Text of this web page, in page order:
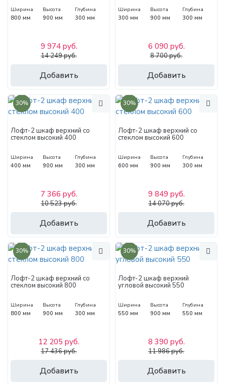
Ширина
800 мм
Высота
900 мм
Глубина
300 мм
Добавить
9 974 руб.
14 249 руб.
Ширина
300 мм
Высота
900 мм
Глубина
300 мм
Добавить
6 090 руб.
8 700 руб.
30%
Лофт-2 шкаф верхний со
стеклом высокий 400
Ширина
400 мм
Высота
900 мм
Глубина
300 мм
Добавить
7 366 руб.
10 523 руб.
30%
Лофт-2 шкаф верхний со
стеклом высокий 600
Ширина
600 мм
Высота
900 мм
Глубина
300 мм
Добавить
9 849 руб.
14 070 руб.
30%
Лофт-2 шкаф верхний со
стеклом высокий 800
Ширина
800 мм
Высота
900 мм
Глубина
300 мм
Добавить
12 205 руб.
17 436 руб.
30%
Лофт-2 шкаф верхний
угловой высокий 550
Ширина
550 мм
Высота
900 мм
Глубина
550 мм
Добавить
8 390 руб.
11 986 руб.